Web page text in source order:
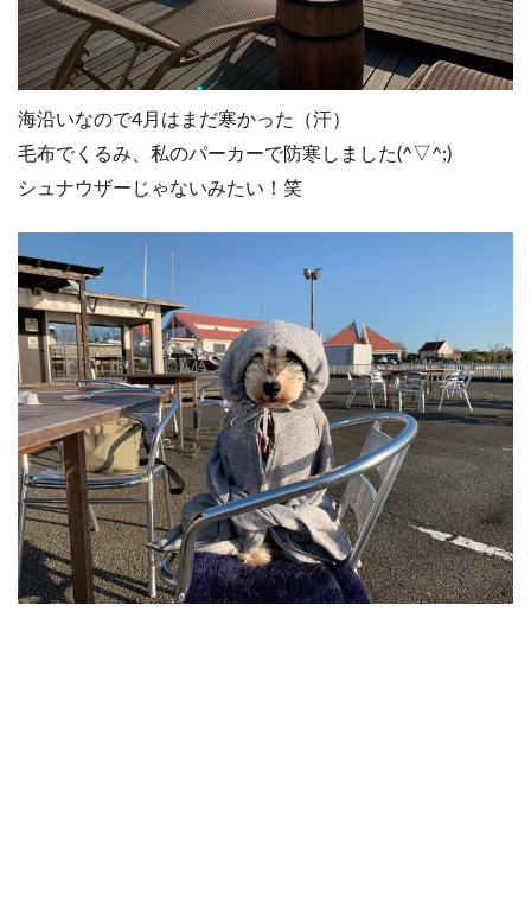
海沿いなので4月はまだ寒かった（汗）
毛布でくるみ、私のパーカーで防寒しました(^▽^;)
シュナウザーじゃないみたい！笑